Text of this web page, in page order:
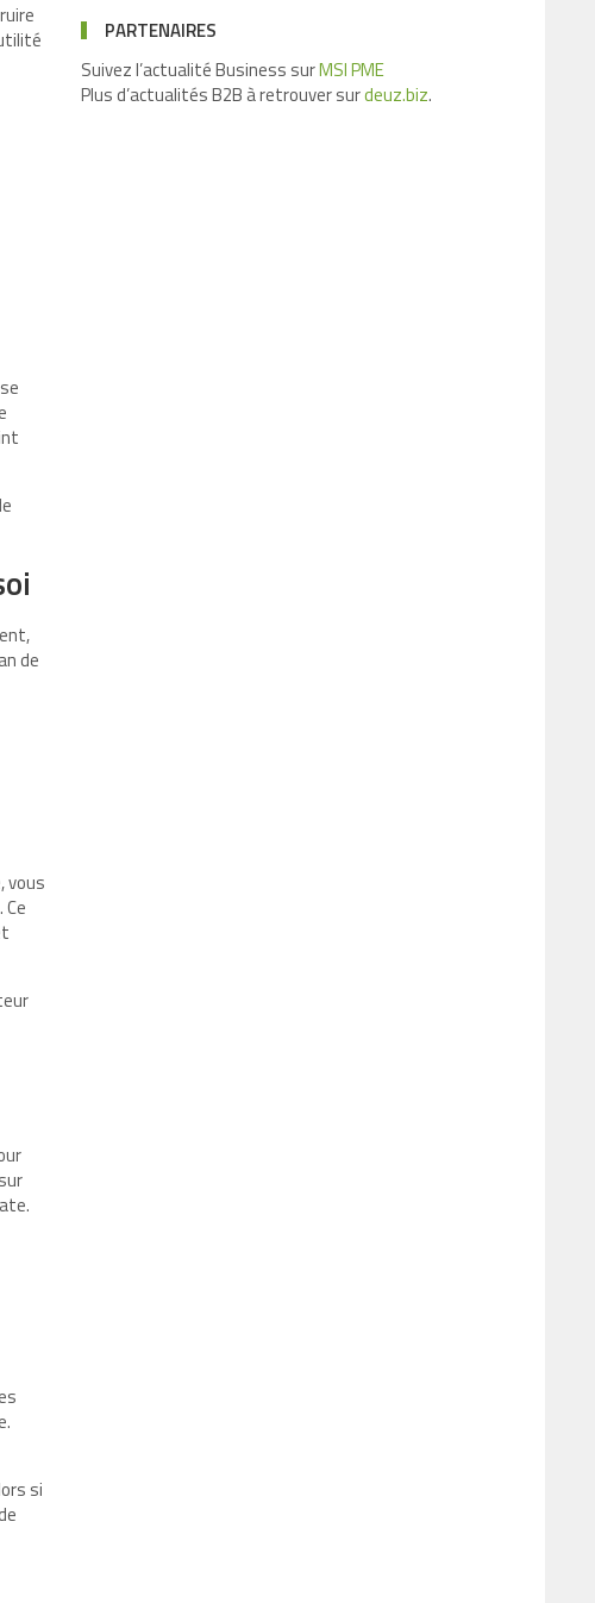
de
vous
si
PARTENAIRES
Suivez l’actualité Business surMSI PME
Plus d’actualités B2B à retrouver surdeuz.biz.